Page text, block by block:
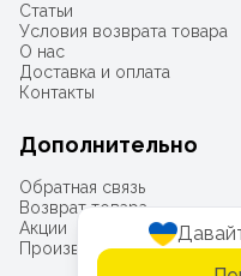
Статьи
Условия возврата товара
О нас
Доставка и оплата
Контакты
Дополнительно
Обратная связь
Возврат товара
Акции
Производители